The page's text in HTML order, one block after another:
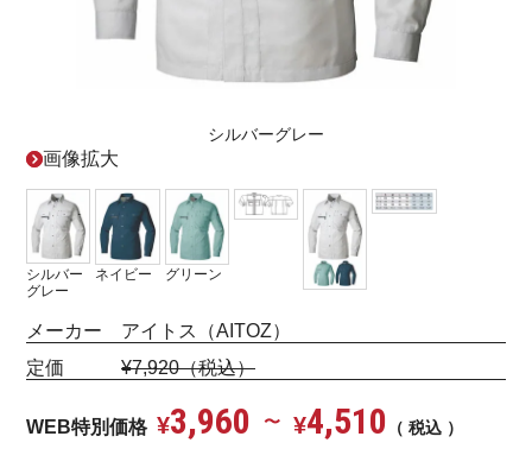
シルバーグレー
画像拡大
シルバー
グレー
ネイビー グリーン
メーカー アイトス（AITOZ）
定価 ¥7,920（税込）
WEB特別価格 ¥3,960 〜 ¥4,510 税込